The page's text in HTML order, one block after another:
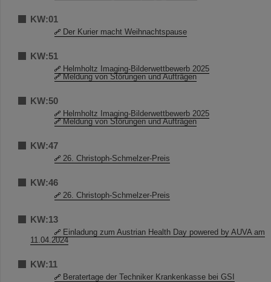
KW:01
Der Kurier macht Weihnachtspause
KW:51
Helmholtz Imaging-Bilderwettbewerb 2025
Meldung von Störungen und Aufträgen
KW:50
Helmholtz Imaging-Bilderwettbewerb 2025
Meldung von Störungen und Aufträgen
KW:47
26. Christoph-Schmelzer-Preis
KW:46
26. Christoph-Schmelzer-Preis
KW:13
Einladung zum Austrian Health Day powered by AUVA am
11.04.2024
KW:11
Beratertage der Techniker Krankenkasse bei GSI